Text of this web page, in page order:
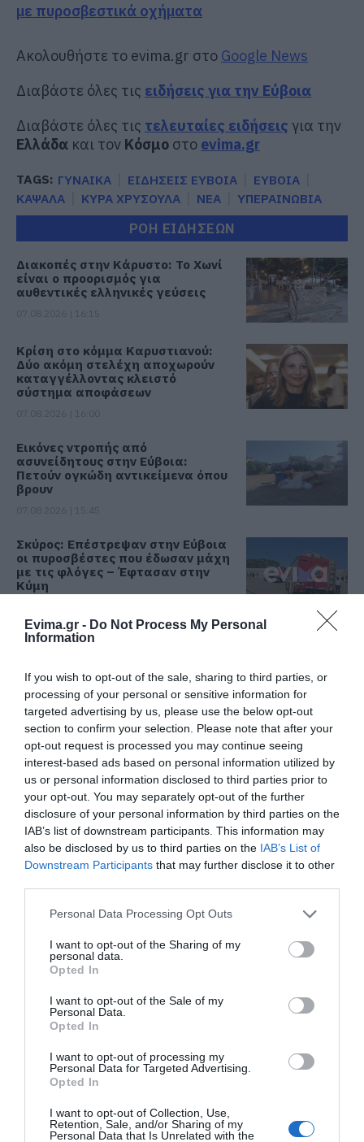
Evima.gr - Do Not Process My Personal
Information
If you wish to opt-out of the sale, sharing to third parties, or
processing of your personal or sensitive information for
targeted advertising by us, please use the below opt-out
section to confirm your selection. Please note that after your
opt-out request is processed you may continue seeing
interest-based ads based on personal information utilized by
us or personal information disclosed to third parties prior to
your opt-out. You may separately opt-out of the further
disclosure of your personal information by third parties on the
IAB’s list of downstream participants. This information may
also be disclosed by us to third parties on the IAB’s List of
Downstream Participants that may further disclose it to other
Please note that this website/app uses one or more Google
not limited to your visit or usage behaviour. You may click to
grant or deny consent to Google and its third-party tags to
use your data for below specified purposes in below Google
consent section.
Personal Data Processing Opt Outs
I want to opt-out of the Sharing of my
personal data.
Opted In
I want to opt-out of the Sale of my
Personal Data.
Opted In
I want to opt-out of processing my
Personal Data for Targeted Advertising.
Opted In
I want to opt-out of Collection, Use,
Retention, Sale, and/or Sharing of my
Personal Data that Is Unrelated with the
με πυροσβεστικά οχήματα
Ακολουθήστε το evima.gr στο Google News
Διαβάστε όλες τις ειδήσεις για την Εύβοια
Διαβάστε όλες τις τελευταίες ειδήσεις για την
Ελλάδα και τον Κόσμο στο evima.gr
TAGS: ΓΥΝΑΙΚΑ ΕΙΔΗΣΕΙΣ ΕΥΒΟΙΑ
ΕΥΒΟΙΑ
ΚΑΨΑΛΑ
ΚΥΡΑ ΧΡΥΣΟΥΛΑ ΝΕΑ ΥΠΕΡΑΙΝΩΒΙΑ
ΡΟΗ ΕΙΔΗΣΕΩΝ
Διακοπές στην Κάρυστο: Το Χωνί
είναι ο προορισμός για
αυθεντικές ελληνικές γεύσεις
Κρίση στο κόμμα Καρυστιανού:
Δύο ακόμη στελέχη αποχωρούν
καταγγέλλοντας κλειστό
σύστημα αποφάσεων
Εικόνες ντροπής από
ασυνείδητους στην Εύβοια:
Πετούν ογκώδη αντικείμενα όπου
βρουν
Σκύρος: Επέστρεψαν στην Εύβοια
οι πυροσβέστες που έδωσαν μάχη
με τις φλόγες – Έφτασαν στην
Κύμη
Νέα αποκάλυψη του evima: Αυτές
πυροσβεστικά οχήματα
07.08.2026 | 15:15
Κωνσταντοπούλου από τη
Βοιωτία: Αυτό που συμβαίνει δεν
είναι ατύχημα, είναι έγκλημα
διαρκές και συνεχιζόμενο
07.08.2026 | 15:00
Μεγάλη προσοχή δρόμος έχει
γεμίσει με λάδια στην Εύβοια
07.08.2026 | 14:45
Πότε θα πληρωθούν οι συντάξεις
07.08.2026 | 14:30
Θλίψη στην Εύβοια: Γυναίκα
έχασε την ζωή της
Νεκρός ανασύρθηκε 69χρονος
λουόμενος
07.08.2026 | 14:00
Όλες οι τελευταίες ειδήσεις
ΠΕΡΙΣΣΟΤΕΡΑ ΑΠΟ ΕΙΔΗΣΕΙΣ ΕΥΒΟΙΑ
Κάρυστο: Το Χωνί είναι
ο προορισμός για
αυθεντικές ελληνικές
γεύσεις
ασυνείδητους στην
βρουν